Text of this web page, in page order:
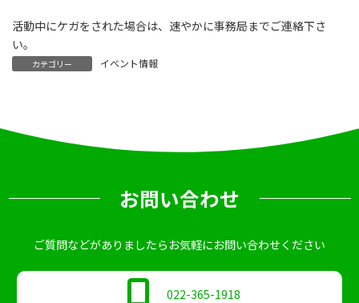
活動中にケガをされた場合は、速やかに事務局までご連絡下さ
い。
カテゴリー イベント情報
お問い合わせ
ご質問などがありましたらお気軽にお問い合わせください
022-365-1918